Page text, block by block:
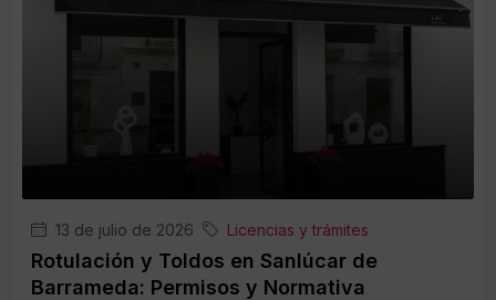
13 de julio de 2026 Licencias y trámites
Rotulación y Toldos en Sanlúcar de
Barrameda: Permisos y Normativa